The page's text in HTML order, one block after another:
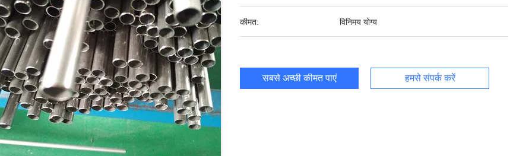
कीमत: विनिमय योग्य
सबसे अच्छी कीमत पाएं हमसे संपर्क करें